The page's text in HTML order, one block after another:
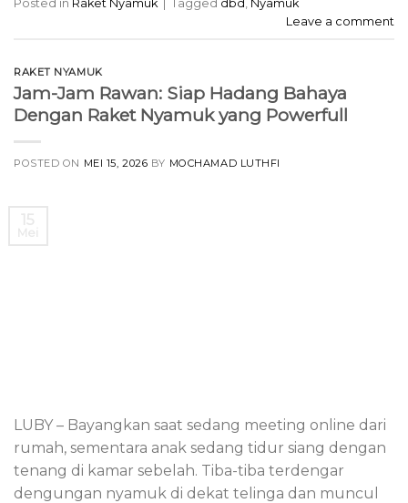
Posted in Raket Nyamuk Tagged dbd , Nyamuk
Leave a comment
RAKET NYAMUK
Jam-Jam Rawan: Siap Hadang Bahaya
Dengan Raket Nyamuk yang Powerfull
POSTED ON MEI 15, 2026 BY MOCHAMAD LUTHFI
LUBY – Bayangkan saat sedang meeting online dari
rumah, sementara anak sedang tidur siang dengan
tenang di kamar sebelah. Tiba-tiba terdengar
dengungan nyamuk di dekat telinga dan muncul